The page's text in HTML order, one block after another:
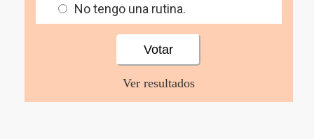
No tengo una rutina.
Ver resultados